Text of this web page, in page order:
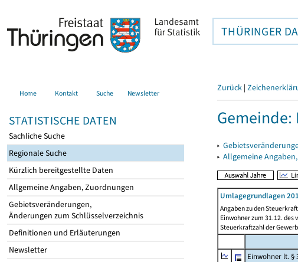
THÜRINGER
Home Kontakt Suche Newsletter
STATISTISCHE DATEN
Sachliche Suche
Regionale Suche
Kürzlich bereitgestellte Daten
Allgemeine Angaben, Zuordnungen
Gebietsveränderungen,
Änderungen zum Schlüsselverzeichnis
Definitionen und Erläuterungen
Newsletter
Zurück |
Gemeinde:
▸
▸ Allgemeine
Umlagegrundlagen
Angaben zu den
Einwohner zum 31.12. des
Steuerkraftzahl der
Einwohner lt. §